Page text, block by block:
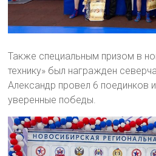
Также специальным призом в
технику» был награжден
Александр провел 6 поединков
уверенные победы.